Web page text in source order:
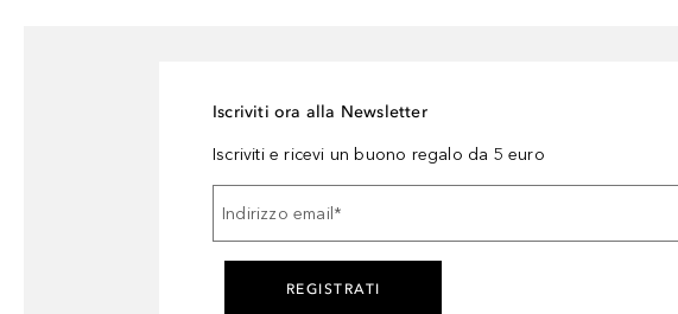
Iscriviti ora alla Newsletter
Iscriviti e ricevi un buono regalo da 5 euro
Indirizzo email *
REGISTRATI